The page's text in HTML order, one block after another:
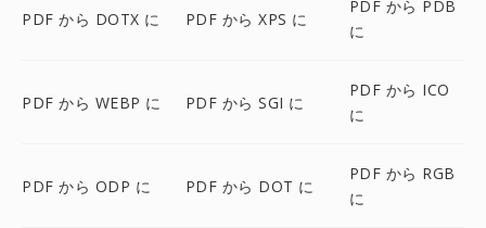
PDF から DOTX に PDF から XPS に
PDF から PDB
に
PDF から WEBP に PDF から SGI に
PDF から ICO
に
PDF から ODP に PDF から DOT に
PDF から RGB
に